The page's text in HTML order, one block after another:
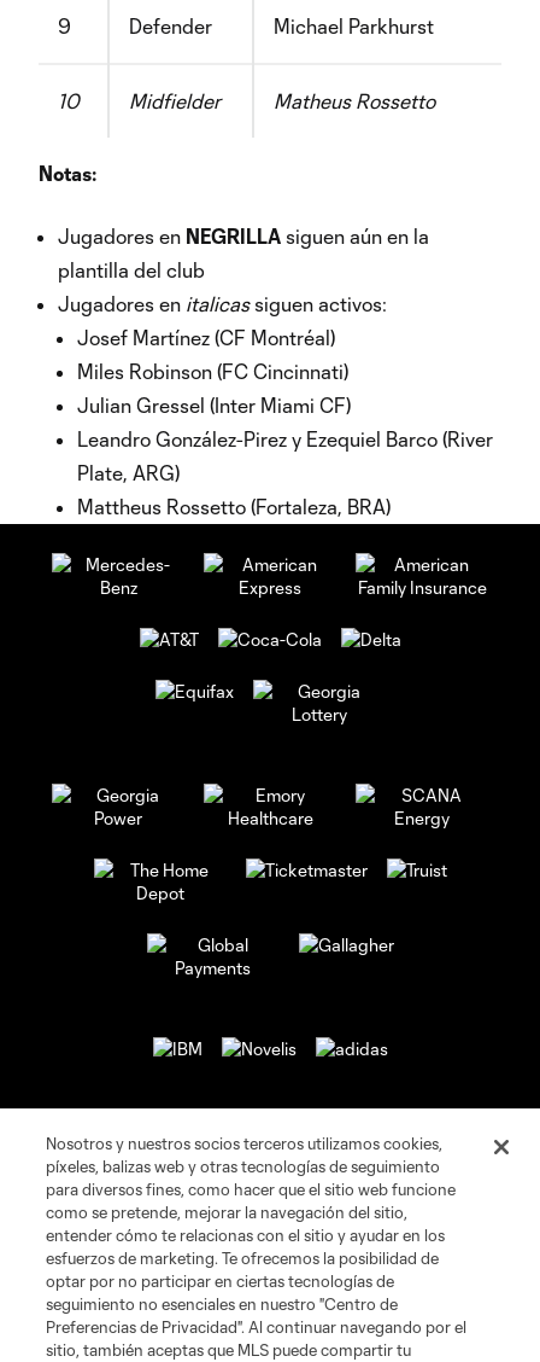
9 Defender Michael Parkhurst
10 Midfielder Matheus Rossetto
Notas:
Jugadores en NEGRILLA siguen aún en la
plantilla del club
Jugadores en italicassiguen activos:
Josef Martínez (CF Montréal)
Miles Robinson (FC Cincinnati)
Julian Gressel (Inter Miami CF)
Leandro González-Pirez y Ezequiel Barco (River
Plate, ARG)
Mattheus Rossetto (Fortaleza, BRA)
Páginas Web de Clubes
Tickets
Club
News & Videos
Nosotros y nuestros socios terceros utilizamos cookies,
píxeles, balizas web y otras tecnologías de seguimiento
para diversos fines, como hacer que el sitio web funcione
como se pretende, mejorar la navegación del sitio,
entender cómo te relacionas con el sitio y ayudar en los
esfuerzos de marketing. Te ofrecemos la posibilidad de
optar por no participar en ciertas tecnologías de
seguimiento no esenciales en nuestro "Centro de
Preferencias de Privacidad". Al continuar navegando por el
sitio, también aceptas que MLS puede compartir tu